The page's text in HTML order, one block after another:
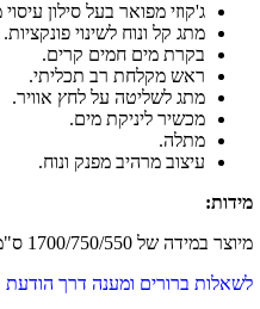
ג'קוזי מפואר בעל סילון
מתג קל ונוח לשינוי פונקציות.
בקרת מים חמים קרים.
ראש מקלחת רב תכליתי.
מתג לשליטה על לחץ אוויר.
מכשיר ליניקת מים.
מתלה.
עיצוב מרהיב מפנק ונוח.
מידות:
מיוצר במידה של 1700/750/550 ס"מ.
לשאלות ברורים ומענה דרך הודעת